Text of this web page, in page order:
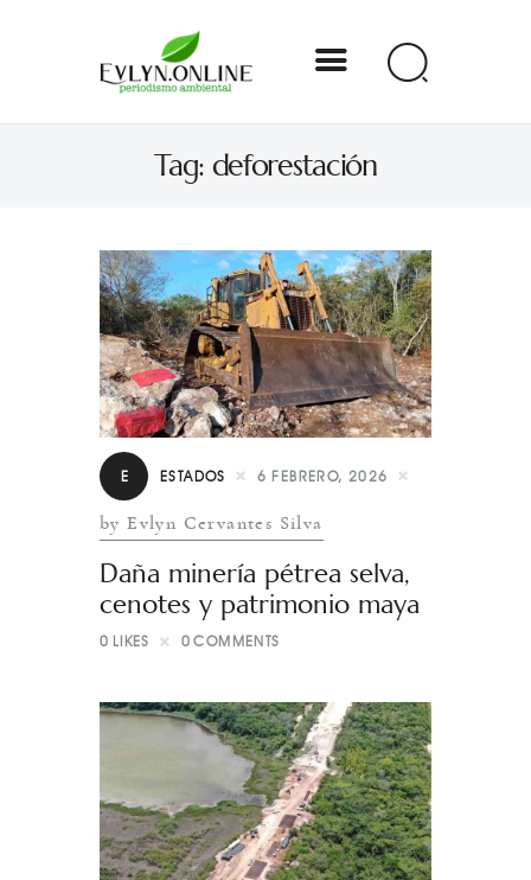
Tag: deforestación
Evlyn Online
Periodismo para autogobernarse
Internacional
Nacional
Estados
Especial
E ESTADOS 6 FEBRERO, 2026
by Evlyn Cervantes Silva
Daña minería pétrea selva,
cenotes y patrimonio maya
0 LIKES 0 COMMENTS